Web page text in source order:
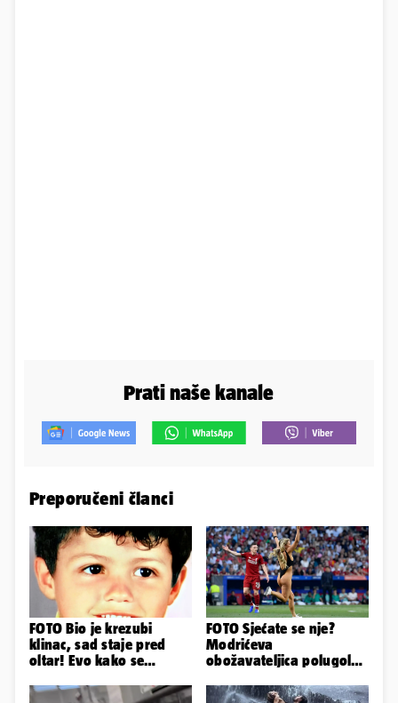
Prati naše kanale
Preporučeni članci
FOTO Bio je krezubi
klinac, sad staje pred
oltar! Evo kako se
najvećih...
FOTO Sjećate se nje?
Modrićeva
obožavateljica polugola
što radi danas